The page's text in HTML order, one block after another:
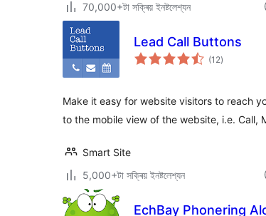
70,000+টা সক্ৰিয় ইনষ্টলেশ্যন
Lead Call Buttons
(12টা
মুঠ)
Make it easy for website visitors to reach
to the mobile view of the website, i.e. Call,
Smart Site
5,000+টা সক্ৰিয় ইনষ্টলেশ্যন
EchBay Phonering